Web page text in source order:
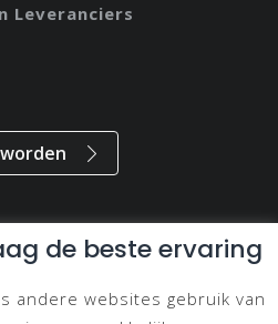
Leveranciers
// 2021 // Magdeveloper
& Disclaimer
de beste ervaring
andere websites gebruik van